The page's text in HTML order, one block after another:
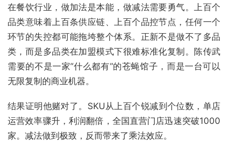
在餐饮行业，做加法是本能，做减法需要勇气。上百个
品类意味着上百条供应链、上百个品控节点，任何一个
环节的失控都可能拖垮整个体系。正新不是做不了多品
类，而是多品类在加盟模式下很难标准化复制。陈传武
需要的不是一家“什么都有”的苍蝇馆子，而是一台可以
无限复制的商业机器。
结果证明他赌对了。SKU从上百个锐减到个位数，单店
运营效率骤升，利润翻倍，全国直营门店迅速突破1000
家。减法做到极致，反而带来了乘法效应。